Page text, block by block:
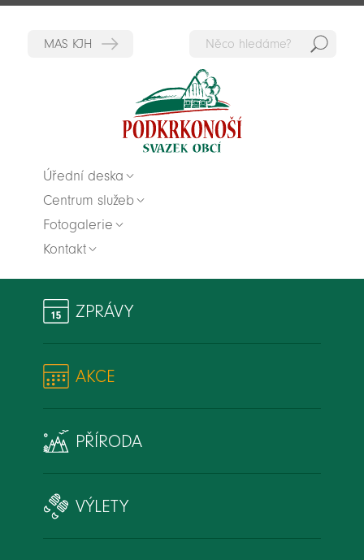
Úřední deska
Centrum služeb
Fotogalerie
Kontakt
ZPRÁVY
AKCE
PŘÍRODA
VÝLETY